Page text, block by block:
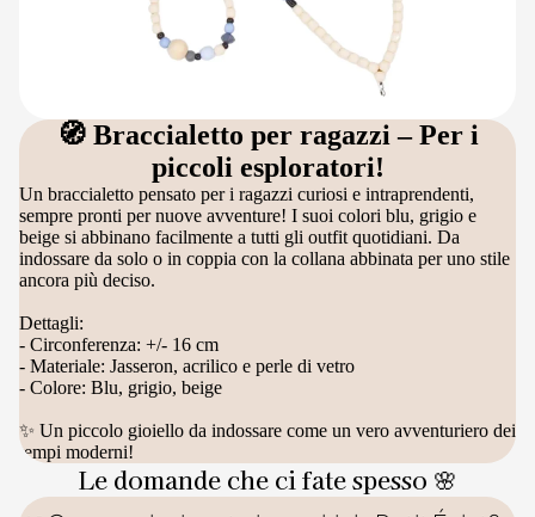
🧭 Braccialetto per ragazzi – Per i
piccoli esploratori!
Un braccialetto pensato per i ragazzi curiosi e intraprendenti,
sempre pronti per nuove avventure! I suoi colori blu, grigio e
beige si abbinano facilmente a tutti gli outfit quotidiani. Da
indossare da solo o in coppia con la collana abbinata per uno stile
ancora più deciso.
Dettagli:
- Circonferenza: +/- 16 cm
- Materiale: Jasseron, acrilico e perle di vetro
- Colore: Blu, grigio, beige
✨ Un piccolo gioiello da indossare come un vero avventuriero dei
tempi moderni!
Le domande che ci fate spesso 🌸